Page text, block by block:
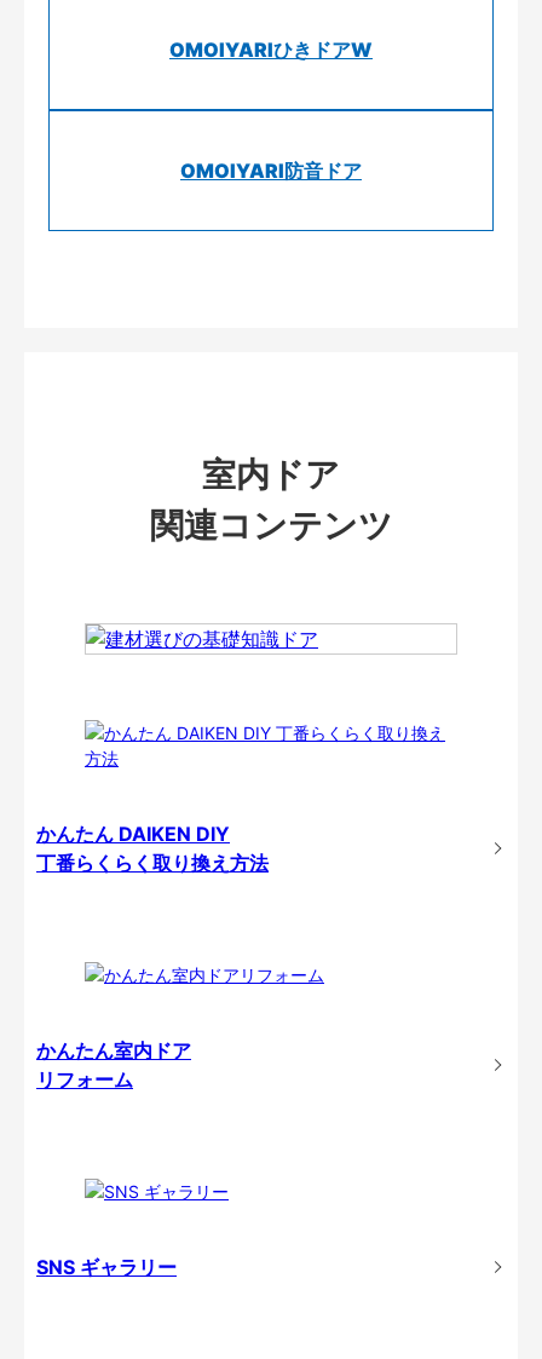
OMOIYARIひきドアW
OMOIYARI防音ドア
室内ドア
関連コンテンツ
かんたん DAIKEN DIY
丁番らくらく取り換え方法
かんたん室内ドア
リフォーム
SNS ギャラリー